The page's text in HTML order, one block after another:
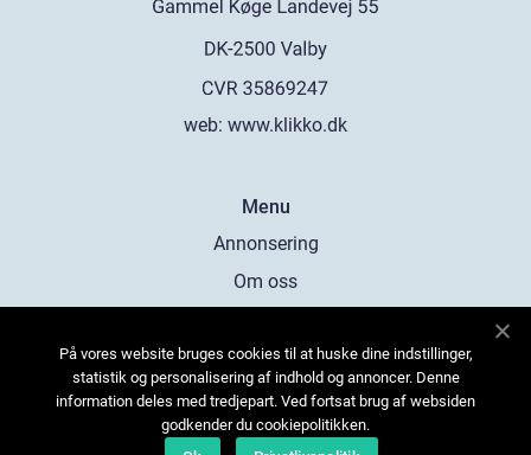
web: www.klikko.dk
Menu
Annonsering
Om oss
Kontakta oss
Sitemap
På vores website bruges cookies til at huske dine indstillinger,
statistik og personalisering af indhold og annoncer. Denne
information deles med tredjepart. Ved fortsat brug af websiden
godkender du cookiepolitikken.